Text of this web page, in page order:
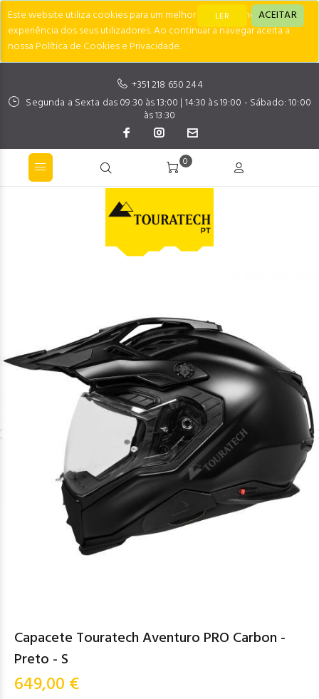
Este website utiliza cookies para um melhor desempenho e
experiência dos seus utilizadores. Ao continuar a navegar aceita a
nossa Política de Cookies e Privacidade.
LER ACEITAR
+351 218 650 244
Segunda a Sexta das 09:30 às 13:00 | 14:30 às 19:00 - Sábado: 10:00
às 13:30
0
Capacete Touratech Aventuro PRO Carbon -
Preto - S
649,00 €